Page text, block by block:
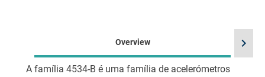
Overview
A família 4534-B é uma família de acelerómetros
chevron_right